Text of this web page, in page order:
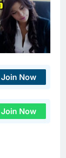
Join Now
Join Now